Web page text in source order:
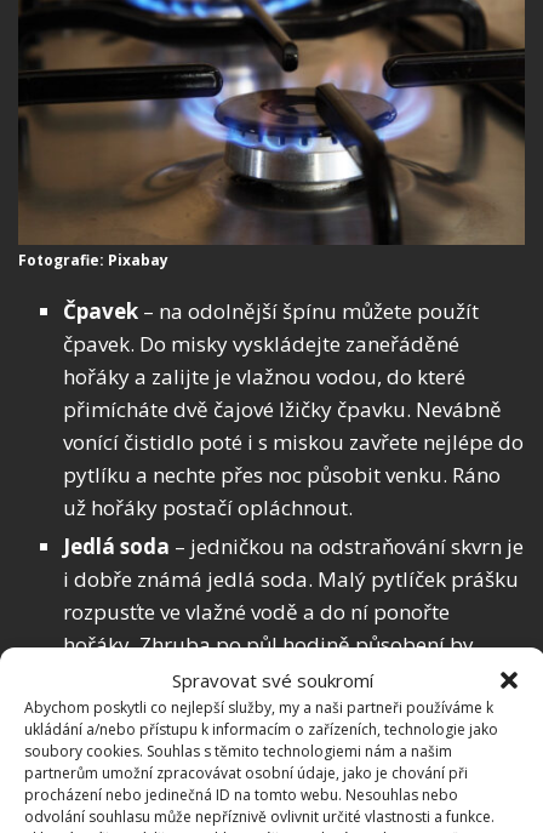
Spravovat své soukromí
Abychom poskytli co nejlepší služby, my a naši partneři používáme k
ukládání a/nebo přístupu k informacím o zařízeních, technologie jako
soubory cookies. Souhlas s těmito technologiemi nám a našim
partnerům umožní zpracovávat osobní údaje, jako je chování při
procházení nebo jedinečná ID na tomto webu. Nesouhlas nebo
odvolání souhlasu může nepříznivě ovlivnit určité vlastnosti a funkce.
Fotografie: Pixabay
Čpavek – na odolnější špínu můžete použít
čpavek. Do misky vyskládejte zaneřáděné
hořáky a zalijte je vlažnou vodou, do které
přimícháte dvě čajové lžičky čpavku. Nevábně
vonící čistidlo poté i s miskou zavřete nejlépe do
pytlíku a nechte přes noc působit venku. Ráno
už hořáky postačí opláchnout.
Jedlá soda – jedničkou na odstraňování skvrn je
i dobře známá jedlá soda. Malý pytlíček prášku
rozpusťte ve vlažné vodě a do ní ponořte
hořáky. Zhruba po půl hodině působení by
špína měla jít krásně dolů.
A když už jste v tom, můžete se kromě péče o hořáky
pokusit takéodstranit zaschlé skvrny na sporáku
s těmi pomůže bílý ocet, jak jsme radili na